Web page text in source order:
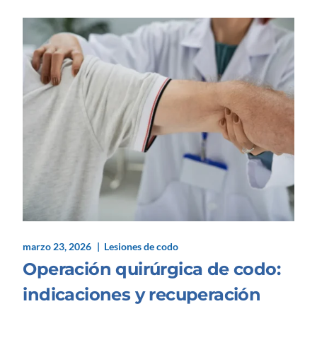
marzo 23, 2026 Lesiones de codo
Operación quirúrgica de codo:
indicaciones y recuperación